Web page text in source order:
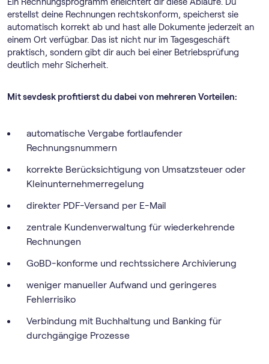
erstellst deine Rechnungen rechtskonform, speicherst sie
automatisch korrekt ab und hast alle Dokumente jederzeit an
einem Ort verfügbar. Das ist nicht nur im Tagesgeschäft
praktisch, sondern gibt dir auch bei einer Betriebsprüfung
deutlich mehr Sicherheit.
Mit sevdesk profitierst du dabei von mehreren Vorteilen:
automatische Vergabe fortlaufender
Rechnungsnummern
korrekte Berücksichtigung von Umsatzsteuer oder
Klein­unternehmer­regelung
direkter PDF-Versand per E-Mail
zentrale Kundenverwaltung für wiederkehrende
Rechnungen
GoBD-konforme und rechtssichere Archivierung
weniger manueller Aufwand und geringeres
Fehlerrisiko
Verbindung mit Buchhaltung und Banking für
durchgängige Prozesse